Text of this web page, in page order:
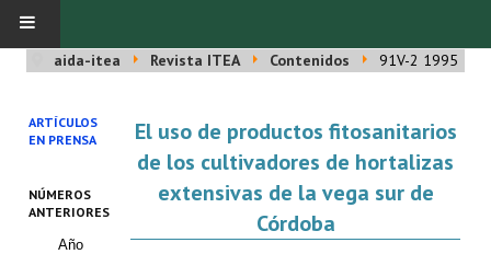
INICIO
SOBRE NOSOTROS
aida-itea Revista ITEA Contenidos 91V-2 1995
ARTÍCULOS
EN PRENSA
NÚMEROS
ANTERIORES
Año
El uso de productos fitosanitarios
de los cultivadores de hortalizas
extensivas de la vega sur de
Córdoba